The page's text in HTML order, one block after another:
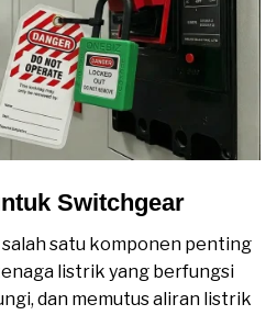
Switchgear
satu komponen penting
listrik yang berfungsi
dan memutus aliran listrik